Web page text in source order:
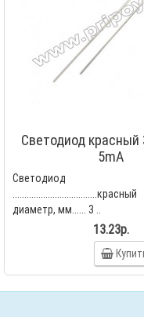
Светодиод красный
5mA
диаметр, мм...... 3 ..
13.23р.